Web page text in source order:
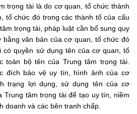
trọng tài là do cơ quan, tổ chức thành
tổ chức đó trong các thành tố của cấu
trọng tài, pháp luật cần bổ sung quy
bằng văn bản của cơ quan, tổ chức đó
có quyền sử dụng tên của cơ quan, tổ
toàn bộ tên của Trung tâm trọng tài.
đích bảo vệ uy tín, hình ảnh của cơ
trạng lợi dụng, sử dụng tên của cơ
Trung tâm trọng tài để tạo uy tín, niềm
doanh và các bên tranh chấp.